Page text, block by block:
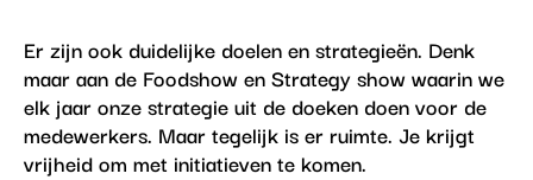
Er zijn ook duidelijke doelen en strategieën. Denk
maar aan de Foodshow en Strategy show waarin we
elk jaar onze strategie uit de doeken doen voor de
medewerkers. Maar tegelijk is er ruimte. Je krijgt
vrijheid om met initiatieven te komen.